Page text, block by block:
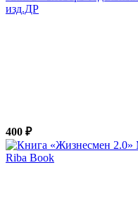
изд.ДР
400 ₽